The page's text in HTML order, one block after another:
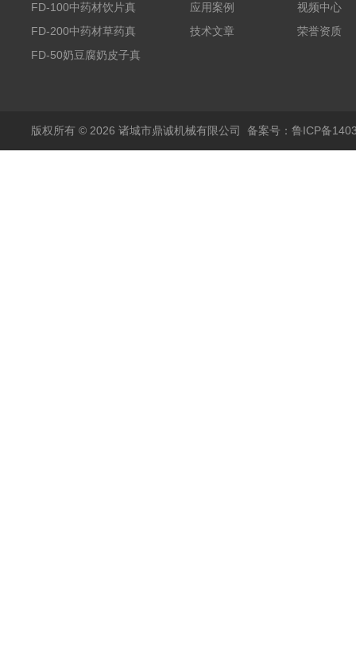
干机
FD-100中药材饮片真
空冻干机
FD-200中药材草药真
空冻干机
FD-50奶豆腐奶皮子真
应用案例
技术文章
视频中心
荣誉资质
版权所有 © 2026 诸城市鼎诚机械有限公司 备案号：鲁ICP备